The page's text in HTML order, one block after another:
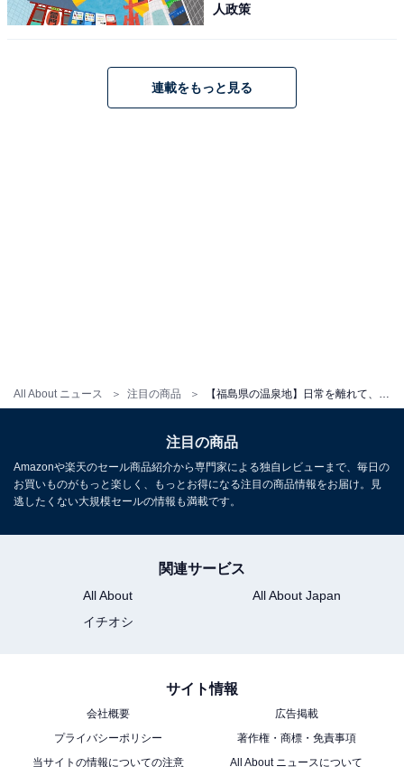
All About ニュース 注目の商品
「いわき湯本温泉 ときわの宿 浜とく」は、1000坪もの
抜き風呂」など、バラエティ豊かな湯船で湯巡りを満喫
アクセス
所在地：福島県いわき市常磐藤原町蕨平32
交通手段：常磐自動車道いわき湯本ICより約3分／JR常
磐線湯本駅よりタクシーで約10分／湯本駅よりスパリゾ
※料金は公式Webサイト参考価格
チェックイン・チェックアウト
チェックイン：15:00
人政策
連載をもっと見る
注目の商品
Amazonや楽天のセール商品紹介から専門家による独自レビューまで、毎日の
お買いものがもっと楽しく、もっとお得になる注目の商品情報をお届け。見
逃したくない大規模セールの情報も満載です。
関連サービス
All About
All About Japan
イチオシ
サイト情報
会社概要
広告掲載
プライバシーポリシー
著作権・商標・免責事項
当サイトの情報についての注意
All About ニュースについて